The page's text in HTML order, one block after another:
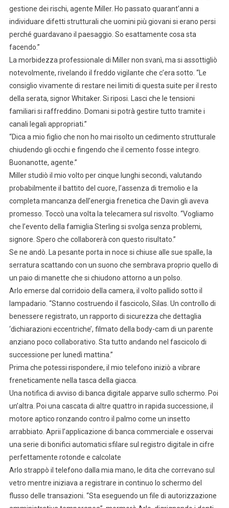
gestione dei rischi, agente Miller. Ho passato quarant’anni a
individuare difetti strutturali che uomini più giovani si erano persi
perché guardavano il paesaggio. So esattamente cosa sta
facendo.”
La morbidezza professionale di Miller non svanì, ma si assottigliò
notevolmente, rivelando il freddo vigilante che c’era sotto. “Le
consiglio vivamente di restare nei limiti di questa suite per il resto
della serata, signor Whitaker. Si riposi. Lasci che le tensioni
familiari si raffreddino. Domani si potrà gestire tutto tramite i
canali legali appropriati.”
“Dica a mio figlio che non ho mai risolto un cedimento strutturale
chiudendo gli occhi e fingendo che il cemento fosse integro.
Buonanotte, agente.”
Miller studiò il mio volto per cinque lunghi secondi, valutando
probabilmente il battito del cuore, l’assenza di tremolio e la
completa mancanza dell’energia frenetica che Davin gli aveva
promesso. Toccò una volta la telecamera sul risvolto. “Vogliamo
che l’evento della famiglia Sterling si svolga senza problemi,
signore. Spero che collaborerà con questo risultato.”
Se ne andò. La pesante porta in noce si chiuse alle sue spalle, la
serratura scattando con un suono che sembrava proprio quello di
un paio di manette che si chiudono attorno a un polso.
Arlo emerse dal corridoio della camera, il volto pallido sotto il
lampadario. “Stanno costruendo il fascicolo, Silas. Un controllo di
benessere registrato, un rapporto di sicurezza che dettaglia
‘dichiarazioni eccentriche’, filmato della body-cam di un parente
anziano poco collaborativo. Sta tutto andando nel fascicolo di
successione per lunedì mattina.”
Prima che potessi rispondere, il mio telefono iniziò a vibrare
freneticamente nella tasca della giacca.
Una notifica di avviso di banca digitale apparve sullo schermo. Poi
un’altra. Poi una cascata di altre quattro in rapida successione, il
motore aptico ronzando contro il palmo come un insetto
arrabbiato. Aprii l’applicazione di banca commerciale e osservai
una serie di bonifici automatici sfilare sul registro digitale in cifre
perfettamente rotonde e calcolate
Arlo strappò il telefono dalla mia mano, le dita che correvano sul
vetro mentre iniziava a registrare in continuo lo schermo del
flusso delle transazioni. “Sta eseguendo un file di autorizzazione